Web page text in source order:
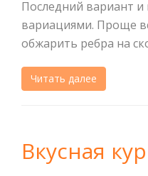
Последний вариант и
вариациями. Проще
обжарить ребра на
Читать далее
Вкусная